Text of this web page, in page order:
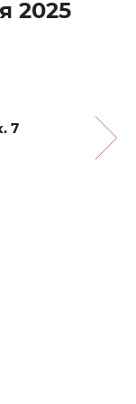
2025
7